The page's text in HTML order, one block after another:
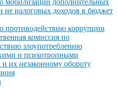
не налоговых доходов в бюджет
противодействию коррупции
комиссия по
злоупотреблению
и психотропными
их незаконному обороту